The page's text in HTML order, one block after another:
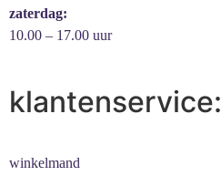
zaterdag:
10.00 – 17.00 uur
klantenservice:
winkelmand